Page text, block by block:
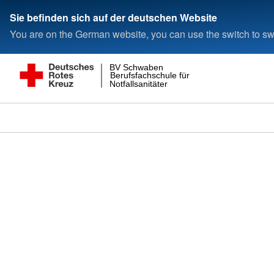
Sie befinden sich auf der deutschen Website
You are on the German website, you can use the switch to
Notfallsanitäter
Berufsfachschule für
BV Schwaben